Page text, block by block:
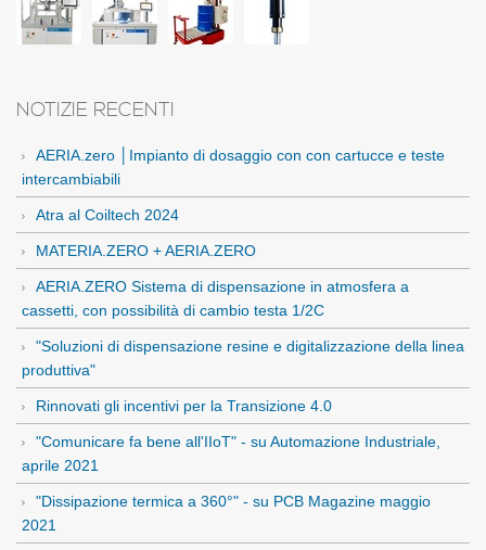
NOTIZIE RECENTI
AERIA.zero │Impianto di dosaggio con con cartucce e teste
intercambiabili
Atra al Coiltech 2024
MATERIA.ZERO + AERIA.ZERO
AERIA.ZERO Sistema di dispensazione in atmosfera a
cassetti, con possibilità di cambio testa 1/2C
"Soluzioni di dispensazione resine e digitalizzazione della linea
produttiva"
Rinnovati gli incentivi per la Transizione 4.0
"Comunicare fa bene all'IIoT" - su Automazione Industriale,
aprile 2021
"Dissipazione termica a 360°" - su PCB Magazine maggio
2021